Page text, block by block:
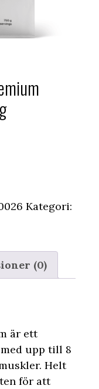
Kategori:
(0)
är ett
upp till 8
Helt
för att